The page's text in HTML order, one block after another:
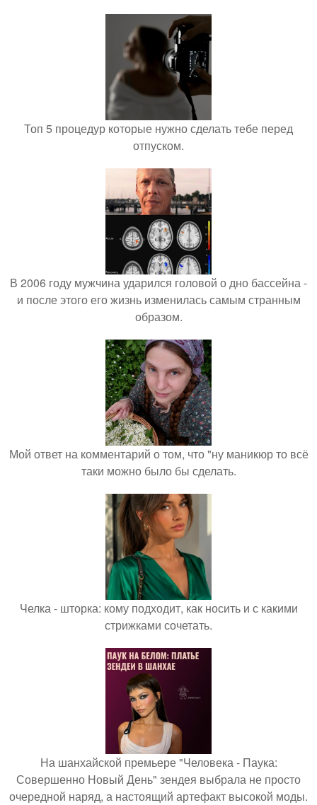
Топ 5 процедур которые нужно сделать тебе перед
отпуском.
В 2006 году мужчина ударился головой о дно бассейна -
и после этого его жизнь изменилась самым странным
образом.
Мой ответ на комментарий о том, что "ну маникюр то всё
таки можно было бы сделать.
Челка - шторка: кому подходит, как носить и с какими
стрижками сочетать.
На шанхайской премьере "Человека - Паука:
Совершенно Новый День" зендея выбрала не просто
очередной наряд, а настоящий артефакт высокой моды.